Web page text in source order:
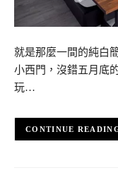
就是那麼一間的純白
小西門，沒錯五月底
玩…
CONTINUE